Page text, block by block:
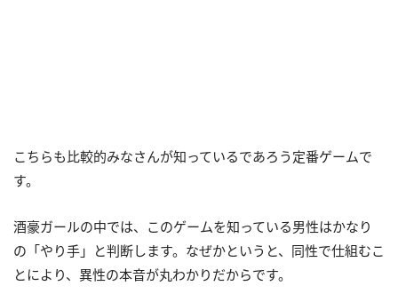
こちらも比較的みなさんが知っているであろう定番ゲームで
す。
酒豪ガールの中では、このゲームを知っている男性はかなり
の「やり手」と判断します。なぜかというと、同性で仕組むこ
とにより、異性の本音が丸わかりだからです。